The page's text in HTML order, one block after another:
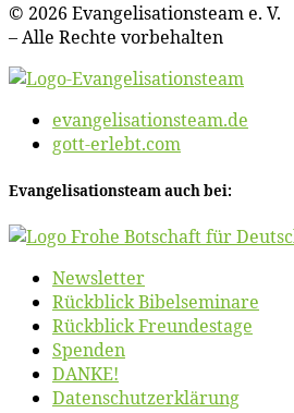
© 2026 Evan­ge­li­sa­ti­ons­team e. V.
– Al­le Rech­te vorbehalten
evangelisationsteam.de
gott-erlebt.com
Evan­ge­li­sa­ti­ons­team auch bei:
News­let­ter
Rück­blick Bibelseminare
Rück­blick Freundestage
Spen­den
DANKE!
Daten­schutz­er­klä­rung